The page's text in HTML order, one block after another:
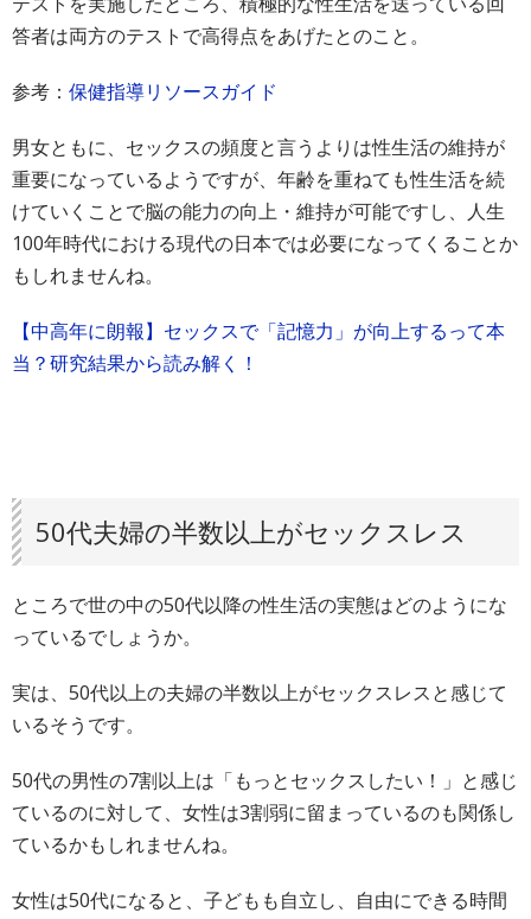
答者は両方のテストで高得点をあげたとのこと。
参考： 保健指導リソースガイド
男女ともに、セックスの頻度と言うよりは性生活の維持が
重要になっているようですが、年齢を重ねても性生活を続
けていくことで脳の能力の向上・維持が可能ですし、人生
100年時代における現代の日本では必要になってくることか
もしれませんね。
【中高年に朗報】セックスで「記憶力」が向上するって本
当？研究結果から読み解く！
50代夫婦の半数以上がセックスレス
ところで世の中の50代以降の性生活の実態はどのようにな
っているでしょうか。
実は、50代以上の夫婦の半数以上がセックスレスと感じて
いるそうです。
50代の男性の7割以上は「もっとセックスしたい！」と感じ
ているのに対して、女性は3割弱に留まっているのも関係し
ているかもしれませんね。
女性は50代になると、子どもも自立し、自由にできる時間